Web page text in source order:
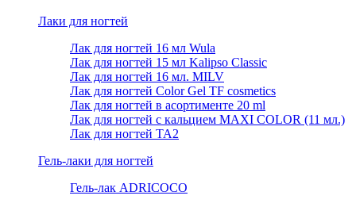
Лаки для ногтей
Лак для ногтей 16 мл Wula
Лак для ногтей 15 мл Kalipso Classic
Лак для ногтей 16 мл. MILV
Лак для ногтей Color Gel TF cosmetics
Лак для ногтей в асортименте 20 ml
Лак для ногтей с кальцием MAXI COLOR (11 мл.)
Лак для ногтей TA2
Гель-лаки для ногтей
Гель-лак ADRICOCO